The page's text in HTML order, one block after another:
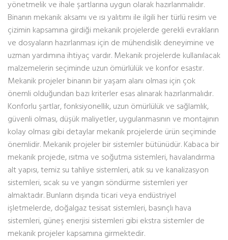
yönetmelik ve ihale şartlarına uygun olarak hazırlanmalıdır.
Binanın mekanik aksamı ve ısı yalıtımı ile ilgili her türlü resim ve
çizimin kapsamına girdiği mekanik projelerde gerekli evrakların
ve dosyaların hazırlanması için de mühendislik deneyimine ve
uzman yardımına ihtiyaç vardır. Mekanik projelerde kullanılacak
malzemelerin seçiminde uzun ömürlülük ve konfor esastır.
Mekanik projeler binanın bir yaşam alanı olması için çok
önemli olduğundan bazı kriterler esas alınarak hazırlanmalıdır.
Konforlu şartlar, fonksiyonellik, uzun ömürlülük ve sağlamlık,
güvenli olması, düşük maliyetler, uygulanmasının ve montajının
kolay olması gibi detaylar mekanik projelerde ürün seçiminde
önemlidir. Mekanik projeler bir sistemler bütünüdür. Kabaca bir
mekanik projede, ısıtma ve soğutma sistemleri, havalandırma
alt yapısı, temiz su tahliye sistemleri, atık su ve kanalizasyon
sistemleri, sıcak su ve yangın söndürme sistemleri yer
almaktadır. Bunların dışında ticari veya endüstriyel
işletmelerde, doğalgaz tesisat sistemleri, basınçlı hava
sistemleri, güneş enerjisi sistemleri gibi ekstra sistemler de
mekanik projeler kapsamına girmektedir.